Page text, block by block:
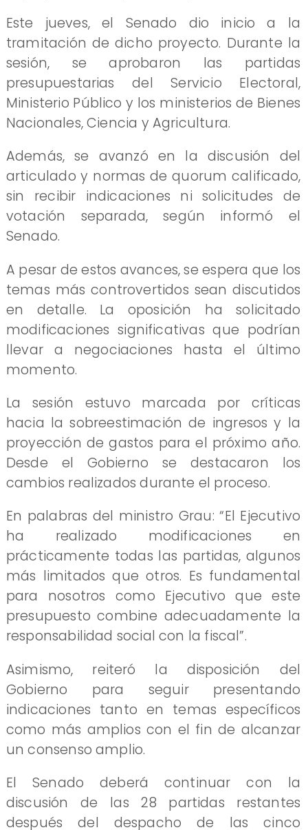
Este jueves, el Senado dio inicio a la
tramitación de dicho proyecto. Durante la
sesión, se aprobaron las partidas
presupuestarias del Servicio Electoral,
Ministerio Público y los ministerios de Bienes
Nacionales, Ciencia y Agricultura.
Además, se avanzó en la discusión del
articulado y normas de quorum calificado,
sin recibir indicaciones ni solicitudes de
votación separada, según informó el
Senado.
A pesar de estos avances, se espera que los
temas más controvertidos sean discutidos
en detalle. La oposición ha solicitado
modificaciones significativas que podrían
llevar a negociaciones hasta el último
momento.
La sesión estuvo marcada por críticas
hacia la sobreestimación de ingresos y la
proyección de gastos para el próximo año.
Desde el Gobierno se destacaron los
cambios realizados durante el proceso.
En palabras del ministro Grau: “El Ejecutivo
ha realizado modificaciones en
prácticamente todas las partidas, algunos
más limitados que otros. Es fundamental
para nosotros como Ejecutivo que este
presupuesto combine adecuadamente la
responsabilidad social con la fiscal”.
Asimismo, reiteró la disposición del
Gobierno para seguir presentando
indicaciones tanto en temas específicos
como más amplios con el fin de alcanzar
un consenso amplio.
El Senado deberá continuar con la
discusión de las 28 partidas restantes
después del despacho de las cinco